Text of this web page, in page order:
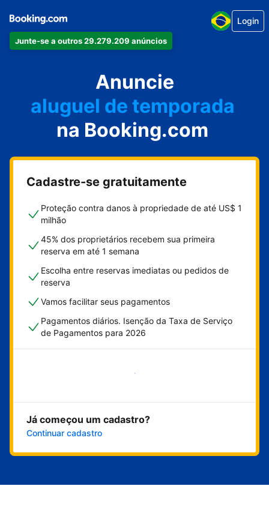
Junte-se a outros 29.279.209 anúncios
Login
Anuncie
seu apartamento
seu hotel
aluguel de temporada
sua pousada
sua casa
na Booking.com
Cadastre-se gratuitamente
Proteção contra danos à propriedade de até US$ 1
milhão
45% dos proprietários recebem sua primeira
reserva em até 1 semana
Escolha entre reservas imediatas ou pedidos de
reserva
Vamos facilitar seus pagamentos
Pagamentos diários. Isenção da Taxa de Serviço
de Pagamentos para 2026
Comece agora
Já começou um cadastro?
Continuar cadastro